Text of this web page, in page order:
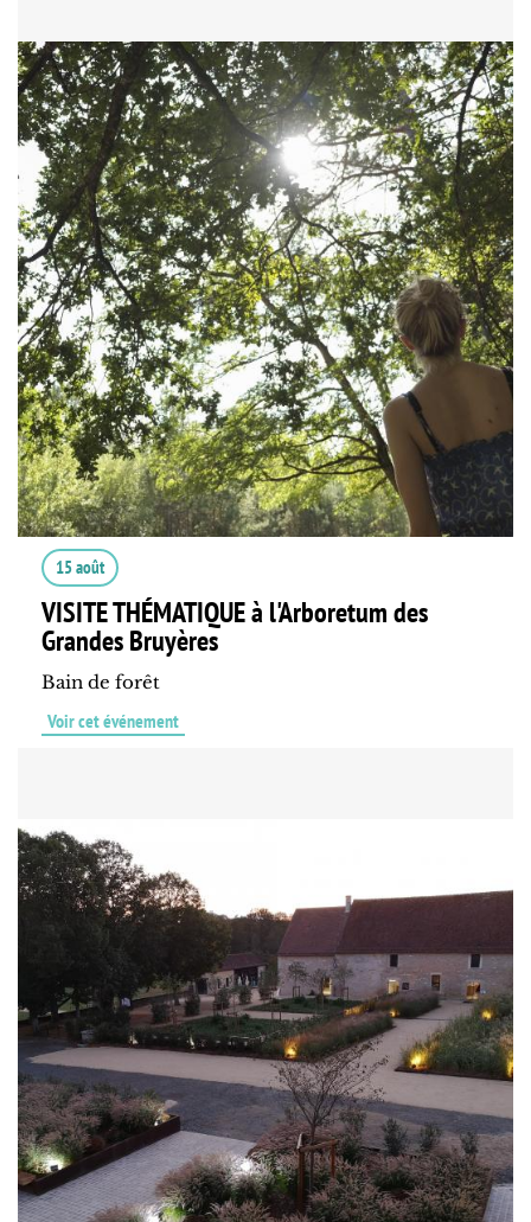
15 août
VISITE THÉMATIQUE à l'Arboretum des
Grandes Bruyères
Bain de forêt
Voir cet événement